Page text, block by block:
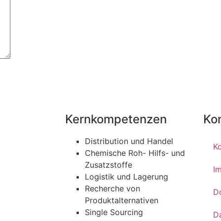
Kernkompetenzen
Distribution und Handel
Chemische Roh- Hilfs- und
Zusatzstoffe
Logistik und Lagerung
Recherche von
Produktalternativen
Single Sourcing